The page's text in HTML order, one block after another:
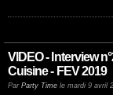
VIDEO - Interview
Cuisine - FEV 2019
Par Party Time le mardi 9 avril